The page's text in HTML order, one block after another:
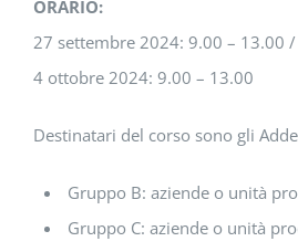
ORARIO:
27 settembre 2024: 9.00 – 13.00
4 ottobre 2024: 9.00 – 13.00
Destinatari del corso sono gli
Gruppo B: aziende o unità
Gruppo C: aziende o unità